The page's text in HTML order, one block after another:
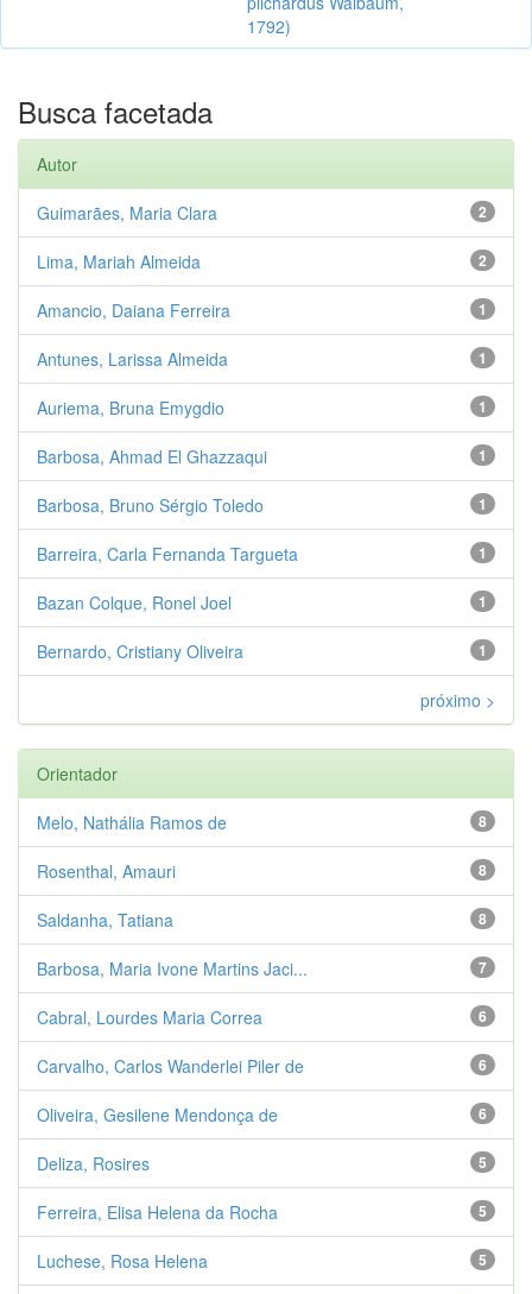
1792)
Busca facetada
Autor
2
Guimarães, Maria Clara
2
Lima, Mariah Almeida
1
Amancio, Daiana Ferreira
1
Antunes, Larissa Almeida
1
Auriema, Bruna Emygdio
1
Barbosa, Ahmad El Ghazzaqui
1
Barbosa, Bruno Sérgio Toledo
1
Barreira, Carla Fernanda Targueta
1
Bazan Colque, Ronel Joel
1
Bernardo, Cristiany Oliveira
próximo >
Orientador
8
Melo, Nathália Ramos de
8
Rosenthal, Amauri
8
Saldanha, Tatiana
7
Barbosa, Maria Ivone Martins Jaci...
6
Cabral, Lourdes Maria Correa
6
Carvalho, Carlos Wanderlei Piler de
6
Oliveira, Gesilene Mendonça de
5
Deliza, Rosires
5
Ferreira, Elisa Helena da Rocha
5
Luchese, Rosa Helena